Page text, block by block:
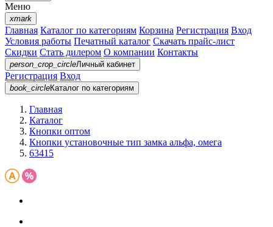
Меню
xmark
Главная Каталог по категориям Корзина Регистрация Вход
Условия работы Печатный каталог Скачать прайс-лист
Скидки Стать дилером О компании Контакты
person_crop_circleЛичный кабинет
Регистрация Вход
book_circleКаталог по категориям
Главная
Каталог
Кнопки оптом
Кнопки установочные тип замка альфа, омега
63415